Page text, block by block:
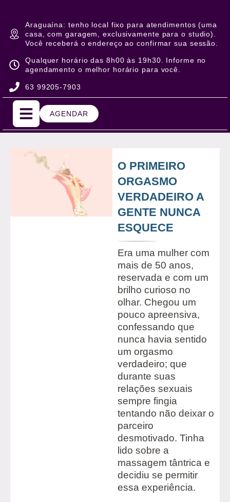
Araguaína: tenho local fixo para atendimentos (uma
casa, com garagem, exclusivamente para o studio).
Você receberá o endereço ao confirmar sua sessão.
Qualquer horário das 8h00 às 19h30. Informe no
agendamento o melhor horário para você.
63 99205-7903
AGENDAR
O PRIMEIRO
ORGASMO
VERDADEIRO A
GENTE NUNCA
ESQUECE
Era uma mulher com
mais de 50 anos,
reservada e com um
brilho curioso no
olhar. Chegou um
pouco apreensiva,
confessando que
nunca havia sentido
um orgasmo
verdadeiro; que
durante suas
relações sexuais
sempre fingia
tentando não deixar o
parceiro
desmotivado. Tinha
lido sobre a
massagem tântrica e
decidiu se permitir
essa experiência.